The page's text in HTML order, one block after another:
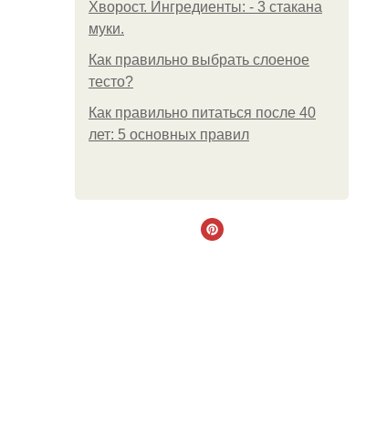
Хворост. Ингредиенты: - 3 стакана
муки.
Как правильно выбрать слоеное
тесто?
Как правильно питаться после 40
лет: 5 основных правил